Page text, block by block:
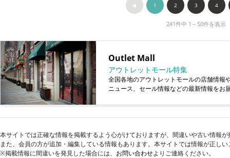
◀︎ 1 2 3 4
241件中 1～50件を表示
Outlet Mall
アウトレットモール特集
全国各地のアウトレットモールの店舗情報
ニュース、セール情報などの最新情報をお
本サイトでは正確な情報を掲載するよう心がけておりますが、間違いや古い情報
また、会員の方が追加・編集している情報もあります。本サイトでは情報が正し
※掲載情報に間違いを発見した場合には、 お問い合わせよりご連絡ください。